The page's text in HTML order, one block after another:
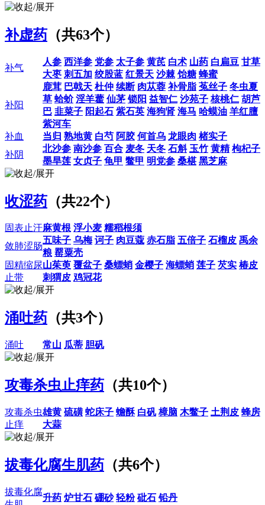
补虚药 （共63个）
补气
人参 西洋参 党参 太子参 黄芪 白术 山药 白扁豆 甘草
大枣 刺五加 绞股蓝 红景天 沙棘 饴糖 蜂蜜
补阳
鹿茸 巴戟天 杜仲 续断 肉苁蓉 补骨脂 菟丝子 冬虫夏
草 蛤蚧 淫羊藿 仙茅 锁阳 益智仁 沙苑子 核桃仁 胡芦
巴 韭菜子 阳起石 紫石英 海狗肾 海马 哈蟆油 羊红膻
紫河车
补血
当归 熟地黄 白芍 阿胶 何首乌 龙眼肉 楮实子
补阴
北沙参 南沙参 百合 麦冬 天冬 石斛 玉竹 黄精 枸杞子
墨旱莲 女贞子 龟甲 鳖甲 明党参 桑椹 黑芝麻
收涩药 （共22个）
固表止汗麻黄根 浮小麦 糯稻根须
敛肺涩肠
五味子 乌梅 诃子 肉豆蔻 赤石脂 五倍子 石榴皮 禹余
粮 罂粟壳
固精缩尿
止带
山茱萸 覆盆子 桑螵蛸 金樱子 海螵蛸 莲子 芡实 椿皮
刺猬皮 鸡冠花
涌吐药 （共3个）
涌吐 常山 瓜蒂 胆矾
攻毒杀虫止痒药 （共10个）
攻毒杀虫
止痒
雄黄 硫磺 蛇床子 蟾酥 白矾 樟脑 木鳖子 土荆皮 蜂房
大蒜
拔毒化腐生肌药 （共6个）
拔毒化腐
升药 炉甘石 硼砂 轻粉 砒石 铅丹